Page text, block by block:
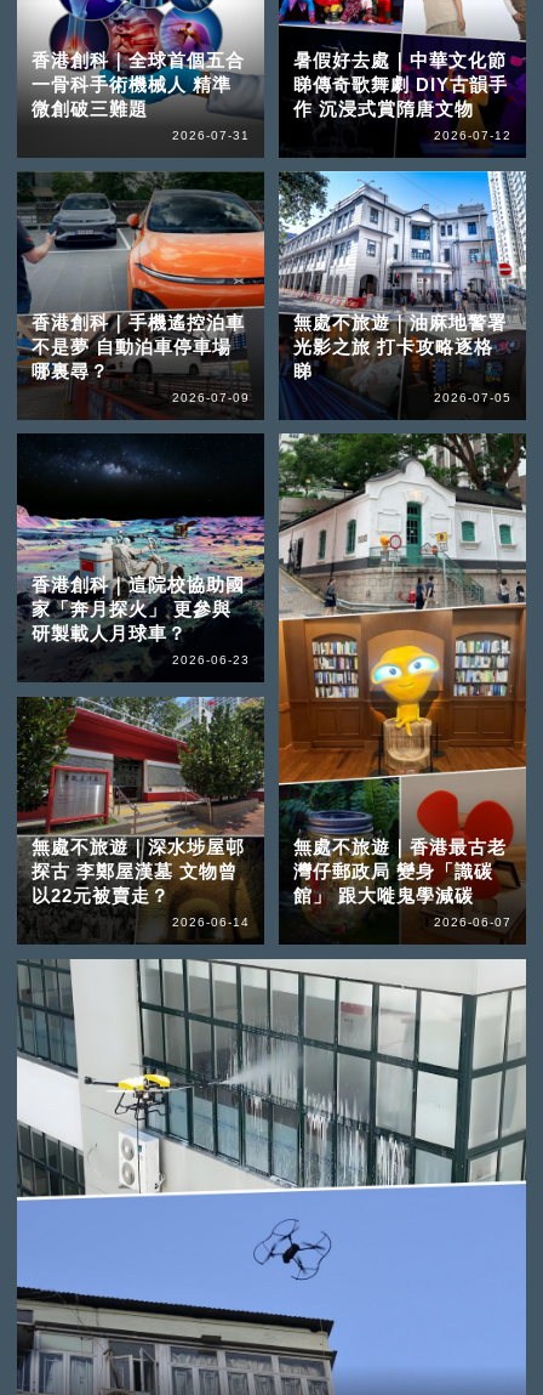
香港創科｜全球首個五合
一骨科手術機械人 精準
微創破三難題
2026-07-31
暑假好去處｜中華文化節
睇傳奇歌舞劇 DIY古韻手
作 沉浸式賞隋唐文物
2026-07-12
香港創科｜手機遙控泊車
不是夢 自動泊車停車場
哪裏尋？
2026-07-09
無處不旅遊｜油麻地警署
光影之旅 打卡攻略逐格
睇
2026-07-05
香港創科｜這院校協助國
家「奔月探火」 更參與
研製載人月球車？
2026-06-23
無處不旅遊｜深水埗屋邨
探古 李鄭屋漢墓 文物曾
以22元被賣走？
2026-06-14
無處不旅遊｜香港最古老
灣仔郵政局 變身「識碳
館」 跟大嘥鬼學減碳
2026-06-07